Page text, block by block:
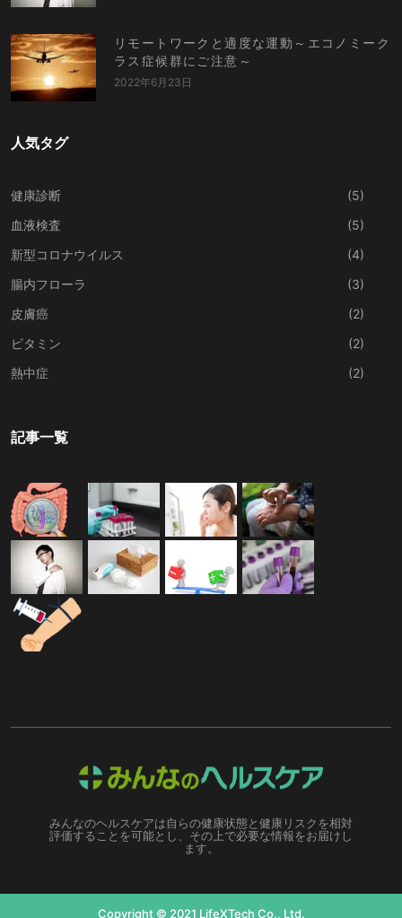
リモートワークと適度な運動～エコノミーク
ラス症候群にご注意～
2022年6月23日
人気タグ
健康診断
(5)
血液検査
(5)
新型コロナウイルス
(4)
腸内フローラ
(3)
皮膚癌
(2)
ビタミン
(2)
熱中症
(2)
記事一覧
みんなのヘルスケアは自らの健康状態と健康リスクを相対
評価することを可能とし、その上で必要な情報をお届けし
ます。
Copyright © 2021 LifeXTech Co., Ltd.